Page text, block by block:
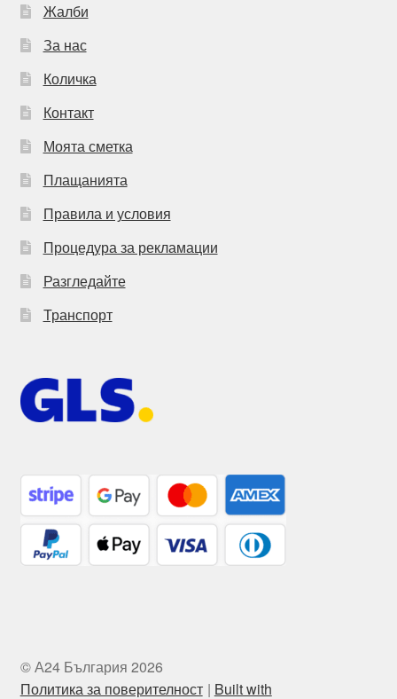
Жалби
За нас
Количка
Контакт
Моята сметка
Плащанията
Правила и условия
Процедура за рекламации
Разгледайте
Транспорт
© А24 България 2026
Политика за поверителност
Built with